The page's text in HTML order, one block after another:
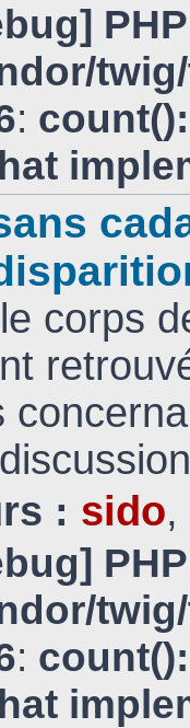
:
corps
: sido,
: